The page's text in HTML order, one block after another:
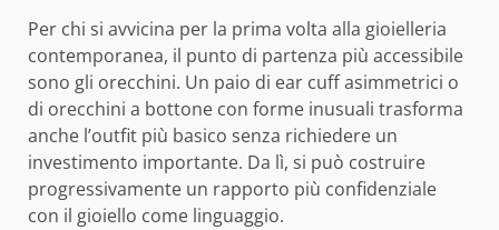
Per chi si avvicina per la prima volta alla gioielleria
contemporanea, il punto di partenza più accessibile
sono gli orecchini. Un paio di ear cuff asimmetrici o
di orecchini a bottone con forme inusuali trasforma
anche l’outfit più basico senza richiedere un
investimento importante. Da lì, si può costruire
progressivamente un rapporto più confidenziale
con il gioiello come linguaggio.